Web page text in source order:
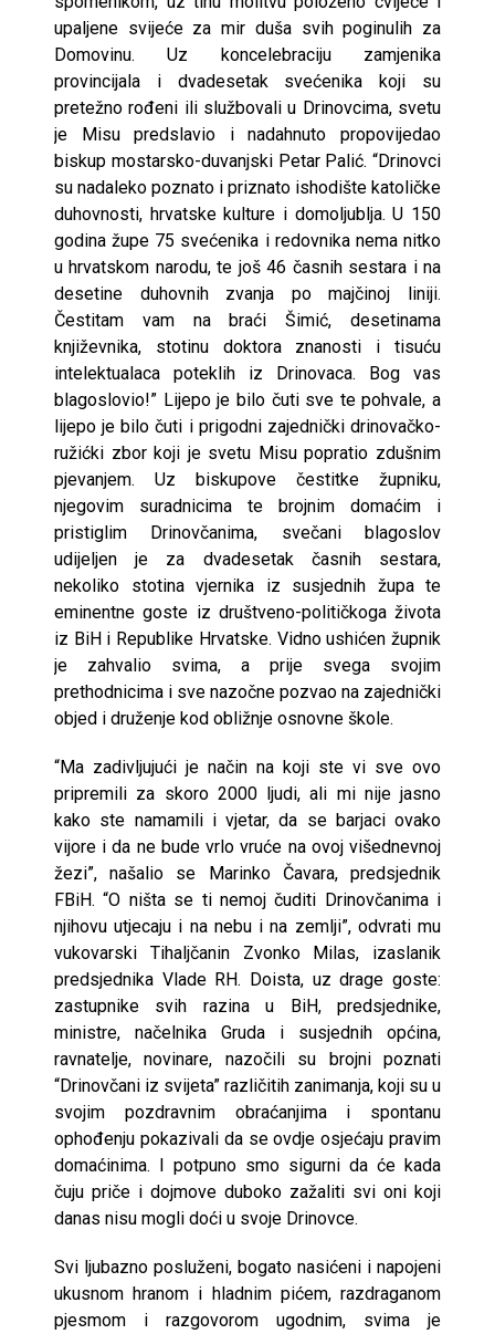
upaljene svijeće za mir duša svih poginulih za
Domovinu. Uz koncelebraciju zamjenika
provincijala i dvadesetak svećenika koji su
pretežno rođeni ili službovali u Drinovcima, svetu
je Misu predslavio i nadahnuto propovijedao
biskup mostarsko-duvanjski Petar Palić. “Drinovci
su nadaleko poznato i priznato ishodište katoličke
duhovnosti, hrvatske kulture i domoljublja. U 150
godina župe 75 svećenika i redovnika nema nitko
u hrvatskom narodu, te još 46 časnih sestara i na
desetine duhovnih zvanja po majčinoj liniji.
Čestitam vam na braći Šimić, desetinama
književnika, stotinu doktora znanosti i tisuću
intelektualaca poteklih iz Drinovaca. Bog vas
blagoslovio!” Lijepo je bilo čuti sve te pohvale, a
lijepo je bilo čuti i prigodni zajednički drinovačko-
ružićki zbor koji je svetu Misu popratio zdušnim
pjevanjem. Uz biskupove čestitke župniku,
njegovim suradnicima te brojnim domaćim i
pristiglim Drinovčanima, svečani blagoslov
udijeljen je za dvadesetak časnih sestara,
nekoliko stotina vjernika iz susjednih župa te
eminentne goste iz društveno-političkoga života
iz BiH i Republike Hrvatske. Vidno ushićen župnik
je zahvalio svima, a prije svega svojim
prethodnicima i sve nazočne pozvao na zajednički
objed i druženje kod obližnje osnovne škole.
“Ma zadivljujući je način na koji ste vi sve ovo
pripremili za skoro 2000 ljudi, ali mi nije jasno
kako ste namamili i vjetar, da se barjaci ovako
vijore i da ne bude vrlo vruće na ovoj višednevnoj
žezi”, našalio se Marinko Čavara, predsjednik
FBiH. “O ništa se ti nemoj čuditi Drinovčanima i
njihovu utjecaju i na nebu i na zemlji”, odvrati mu
vukovarski Tihaljčanin Zvonko Milas, izaslanik
predsjednika Vlade RH. Doista, uz drage goste:
zastupnike svih razina u BiH, predsjednike,
ministre, načelnika Gruda i susjednih općina,
ravnatelje, novinare, nazočili su brojni poznati
“Drinovčani iz svijeta” različitih zanimanja, koji su u
svojim pozdravnim obraćanjima i spontanu
ophođenju pokazivali da se ovdje osjećaju pravim
domaćinima. I potpuno smo sigurni da će kada
čuju priče i dojmove duboko zažaliti svi oni koji
danas nisu mogli doći u svoje Drinovce.
Svi ljubazno posluženi, bogato nasićeni i napojeni
ukusnom hranom i hladnim pićem, razdraganom
pjesmom i razgovorom ugodnim, svima je